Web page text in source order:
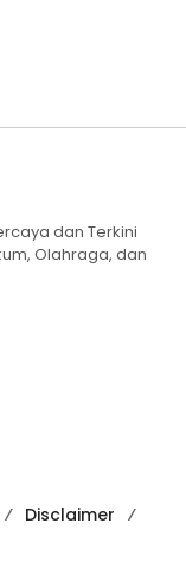
dan Terkini
Olahraga, dan
Disclaimer